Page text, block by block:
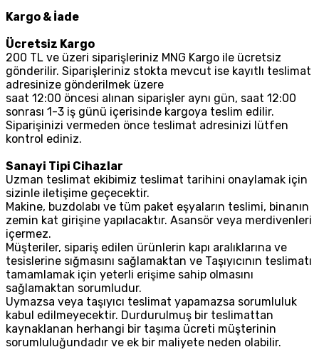
Kargo & İade
Ücretsiz Kargo
200 TL ve üzeri siparişleriniz MNG Kargo ile ücretsiz
gönderilir. Siparişleriniz stokta mevcut ise kayıtlı teslimat
adresinize gönderilmek üzere
saat 12:00 öncesi alınan siparişler aynı gün, saat 12:00
sonrası 1-3 iş günü içerisinde kargoya teslim edilir.
Siparişinizi vermeden önce teslimat adresinizi lütfen
kontrol ediniz.
Sanayi Tipi Cihazlar
Uzman teslimat ekibimiz teslimat tarihini onaylamak için
sizinle iletişime geçecektir.
Makine, buzdolabı ve tüm paket eşyaların teslimi, binanın
zemin kat girişine yapılacaktır. Asansör veya merdivenleri
içermez.
Müşteriler, sipariş edilen ürünlerin kapı aralıklarına ve
tesislerine sığmasını sağlamaktan ve Taşıyıcının teslimatı
tamamlamak için yeterli erişime sahip olmasını
sağlamaktan sorumludur.
Uymazsa veya taşıyıcı teslimat yapamazsa sorumluluk
kabul edilmeyecektir. Durdurulmuş bir teslimattan
kaynaklanan herhangi bir taşıma ücreti müşterinin
sorumluluğundadır ve ek bir maliyete neden olabilir.